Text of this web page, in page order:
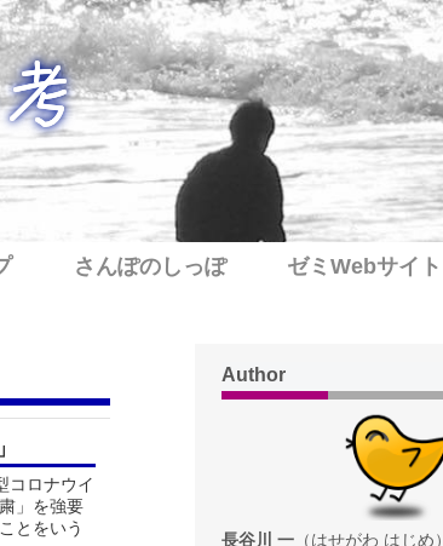
さんぽのしっぽ ゼミWebサイト
コロナウイ
」を強要
とをいう
Author
長谷川 一 （はせがわ はじめ）